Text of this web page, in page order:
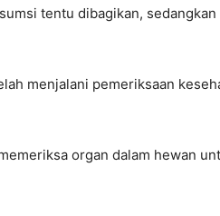
tentu dibagikan,
menjalani pemeriksaan
organ dalam hewan